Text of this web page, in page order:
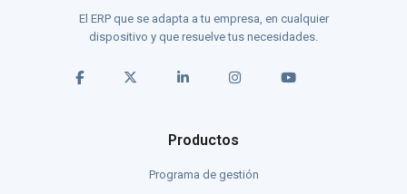
El ERP que se adapta a tu empresa, en cualquier
dispositivo y que resuelve tus necesidades.
Productos
Programa de gestión